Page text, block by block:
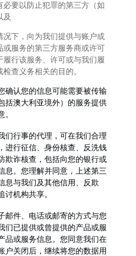
必要以防止犯罪的第三方（如
及
况下，向为我们提供与账户或
或服务的第三方服务商或许可
履行该服务、许可或与我们履
查义务相关的目的。
确认您的信息可能需要被传输
括澳大利亚境外）的服务提供
们行事的代理，可在我们合理
进行征信、身份核查、反洗钱
欺诈核查，包括向您的银行或
息。您理解并同意，上述第三
息与我们及其他信用、反欺
讨机构共享。
邮件、电话或邮寄的方式与您
们已提供或曾提供的产品或服
品或服务信息。您同意我们在
户关闭后，继续将您的数据用